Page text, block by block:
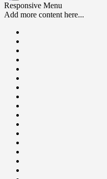
Responsive Menu
Add more content here...